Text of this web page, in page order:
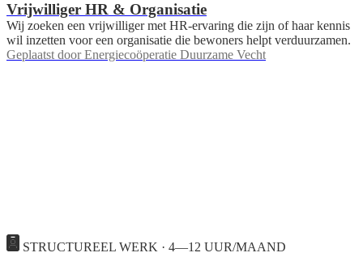
Vrijwilliger HR & Organisatie
Wij zoeken een vrijwilliger met HR-ervaring die zijn of haar kennis
wil inzetten voor een organisatie die bewoners helpt verduurzamen.
Geplaatst door Energiecoöperatie Duurzame Vecht
STRUCTUREEL WERK · 4—12 UUR/MAAND